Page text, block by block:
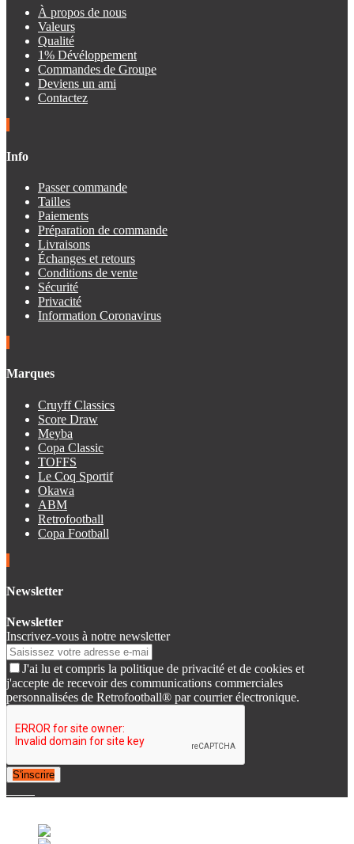
À propos de nous
Valeurs
Qualité
1% Dévéloppement
Commandes de Groupe
Deviens un ami
Contactez
Info
Passer commande
Tailles
Paiements
Préparation de commande
Livraisons
Échanges et retours
Conditions de vente
Sécurité
Privacité
Information Coronavirus
Marques
Cruyff Classics
Score Draw
Meyba
Copa Classic
TOFFS
Le Coq Sportif
Okawa
ABM
Retrofootball
Copa Football
Newsletter
Newsletter
Inscrivez-vous à notre newsletter
J'ai lu et compris la politique de privacité et de cookies et
j'accepte de recevoir des communications commerciales
personnalisées de Retrofootball® par courrier électronique.
S'inscrire